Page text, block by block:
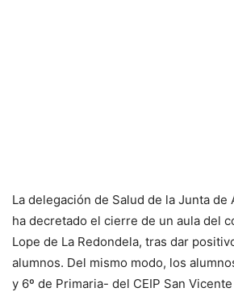
La delegación de Salud de la Junta de
ha decretado el cierre de un aula del
Lope de La Redondela, tras dar
alumnos. Del mismo modo, los
y 6º de Primaria- del CEIP San